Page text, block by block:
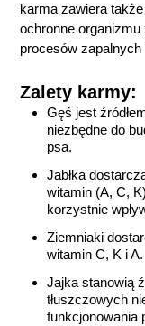
karma zawiera
ochronne
procesów
Zalety karmy:
Gęś jest
niezbędne do
psa.
Jabłka
witamin (A, C,
korzystnie
Ziemniaki
witamin C, K i A.
Jajka stanowią
tłuszczowych
funkcjonowania